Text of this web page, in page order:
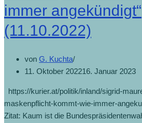
immer angekündigt“
(11.10.2022)
von G. Kuchta
11. Oktober 202216. Januar 2023
https://kurier.at/politik/inland/sigrid-
maskenpflicht-kommt-wie-immer-
Zitat: Kaum ist die